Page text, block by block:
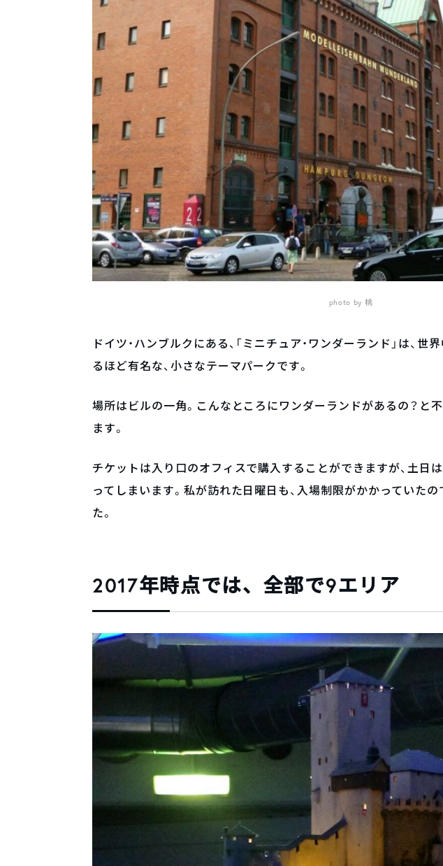
photo by 桃
ドイツ・ハンブルクにある、「ミニチュア・ワンダーランド」は、
るほど有名な、小さなテーマパークです。
場所はビルの一角。こんなところにワンダーランドがあるの？と
ます。
チケットは入り口のオフィスで購入することができますが、土日
ってしまいます。私が訪れた日曜日も、入場制限がかかっていた
た。
2017年時点では、全部で9エリア